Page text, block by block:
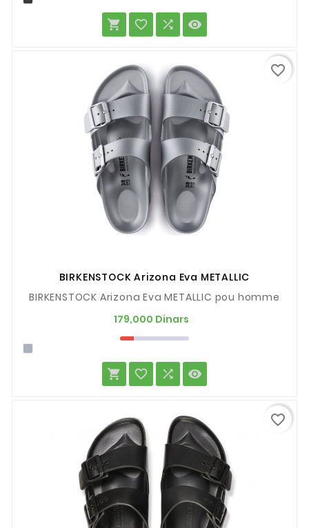
   
BIRKENSTOCK Arizona Eva METALLIC
BIRKENSTOCK Arizona Eva METALLIC pou homme
179,000 Dinars
   
favorite_border
favorite_border